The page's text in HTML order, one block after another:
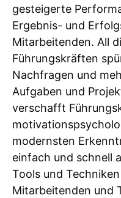
gesteigerte
Ergebnis- und
Mitarbeitenden. All
Führungskräften
Nachfragen und
Aufgaben und
verschafft
modernsten
einfach und schnell
Tools und
Mitarbeitenden und